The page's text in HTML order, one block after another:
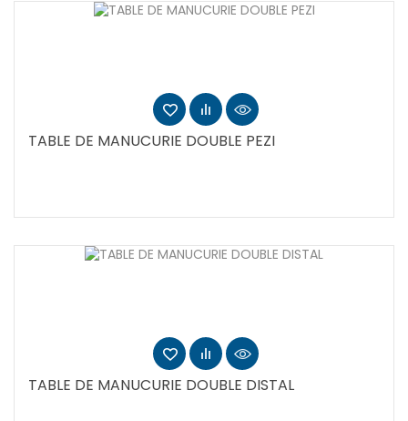
TABLE DE MANUCURIE DOUBLE PEZI
TABLE DE MANUCURIE DOUBLE DISTAL